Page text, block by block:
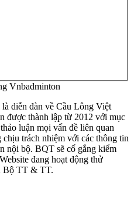
Vnbadminton
diễn đàn về Cầu Lông Việt
được thành lập từ 2012 với mục
luận mọi vấn đề liên quan
trách nhiệm với các thông tin
nội bộ. BQT sẽ cố gắng kiểm
đang hoạt động thử
Bộ TT & TT.